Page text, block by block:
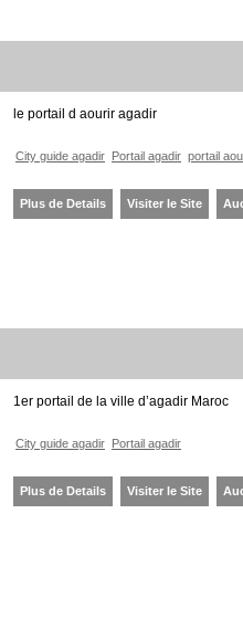
le portail d aourir agadir
City guide agadir Portail agadir portail
Plus de Details Visiter le Site
1er portail de la ville d’agadir Maroc
City guide agadir Portail agadir
Plus de Details Visiter le Site